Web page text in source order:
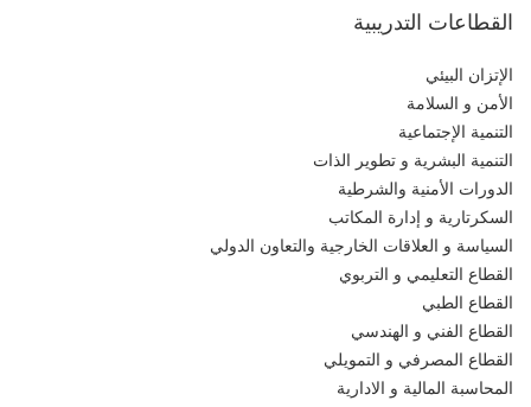
القطاعات التدريبية
الإتزان البيئي
الأمن و السلامة
التنمية الإجتماعية
التنمية البشرية و تطوير الذات
الدورات الأمنية والشرطية
السكرتارية و إدارة المكاتب
السياسة و العلاقات الخارجية والتعاون الدولي
القطاع التعليمي و التربوي
القطاع الطبي
القطاع الفني و الهندسي
القطاع المصرفي و التمويلي
المحاسبة المالية و الادارية